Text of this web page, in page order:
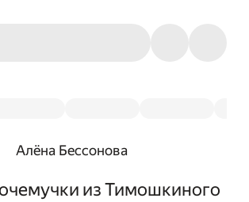
Алёна Бессонова
из Тимошкиного